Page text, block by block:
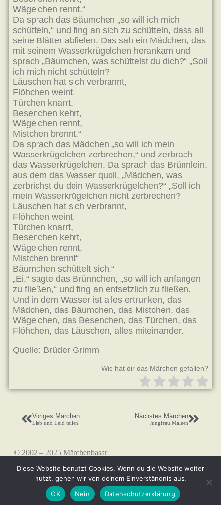
Wägelchen rennt.“
Da sprach das Bäumchen „so will ich mich
schütteln,“ und fing an sich zu schütteln, dass all
seine Blätter abfielen. Das sah ein Mädchen, das
mit seinem Wasserkrügelchen herankam und
sprach „Bäumchen, was schüttelst du dich?“ „Soll
ich mich nicht schütteln?
Läuschen hat sich verbrannt,
Flöhchen weint,
Türchen knarrt,
Besenchen kehrt,
Wägelchen rennt,
Mistchen brennt.“
Da sprach das Mädchen „so will ich mein
Wasserkrügelchen zerbrechen,“ und zerbrach
das Wasserkrügelchen. Da sprach das Brünnlein,
aus dem das Wasser quoll, „Mädchen, was
zerbrichst du dein Wasserkrügelchen?“ „Soll ich
mein Wasserkrügelchen nicht zerbrechen?
Läuschen hat sich verbrannt,
Flöhchen weint,
Türchen knarrt,
Besenchen kehrt,
Wägelchen rennt,
Mistchen brennt“
Bäumchen schüttelt sich.“
„Ei,“ sagte das Brünnchen, „so will ich anfangen
zu fließen,“ und fing an entsetzlich zu fließen.
Und in dem Wasser ist alles ertrunken, das
Mädchen, das Bäumchen, das Mistchen, das
Wägelchen, das Besenchen, das Türchen, das
Flöhchen, das Läuschen, alles miteinander.
Quelle: Brüder Grimm
Wie hat dir das Märchen gefallen?
Voriges Märchen
Lieb und Leid teilen
Nächstes Märchen
Jungfrau Maleen
© 2002 – 2025 Märchenbasar
Diese Website benutzt Cookies. Wenn du die Website weiter
nutzt, gehen wir von deinem Einverständnis aus.
OK
Nein Datenschutzerklärung